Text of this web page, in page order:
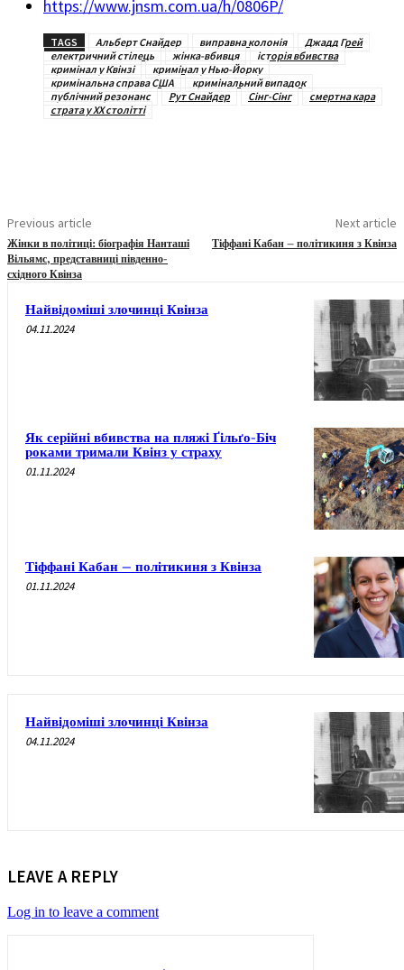
https://www.jnsm.com.ua/h/0806P/
TAGS Альберт Снайдер виправна колонія
Джадд Грей
електричний стілець
жінка-вбивця
історія вбивства
кримінал у Квінзі
кримінал у Нью-Йорку
кримінальна справа США
кримінальний випадок
публічний резонанс
Рут Снайдер Сінг-Сінг
смертна кара
страта у XX столітті
Previous article
Жінки в політиці: біографія Нанташі
Вільямс, представниці південно-
східного Квінза
Next article
Тіффані Кабан – політикиня з Квінза
Найвідоміші злочинці Квінза
04.11.2024
Як серійні вбивства на пляжі Ґільґо-Біч
роками тримали Квінз у страху
01.11.2024
Тіффані Кабан – політикиня з Квінза
01.11.2024
Найвідоміші злочинці Квінза
04.11.2024
LEAVE A REPLY
Log in to leave a comment